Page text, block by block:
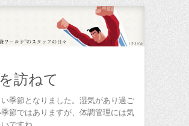
訪ねて
季節となりました。湿気があり過ご
季節ではありますが、体調管理には気